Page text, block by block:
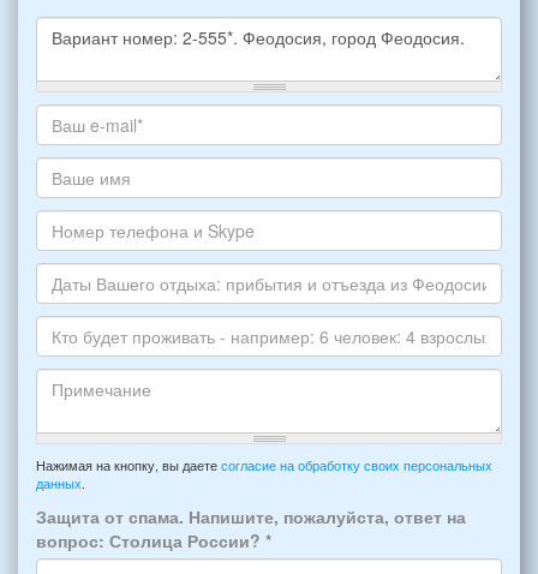
Какое
жилье
хотите
снять,
укажите
пожалуйста
НОМЕР
варианта:
*
Ваш
адрес
электронной
почты
*
Ваше
имя
Номер
телефона
и
Skype
Даты
Вашего
отдыха:
прибытия
отъезда
из
Феодосии:
*
Кто
будет
-
например:
6
человек:
4
взрослых
Примечание
Нажимая на кнопку, вы даете согласие на обработку своих персональных
данных
Защита от спама. Напишите, пожалуйста, ответ на
вопрос: Столица России? *